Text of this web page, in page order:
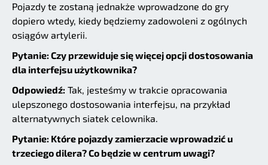
Pojazdy te zostaną jednakże wprowadzone do gry
dopiero wtedy, kiedy będziemy zadowoleni z ogólnych
osiągów artylerii.
Pytanie: Czy przewiduje się więcej opcji dostosowania
dla interfejsu użytkownika?
Odpowiedź: Tak, jesteśmy w trakcie opracowania
ulepszonego dostosowania interfejsu, na przykład
alternatywnych siatek celownika.
Pytanie: Które pojazdy zamierzacie wprowadzić u
trzeciego dilera? Co będzie w centrum uwagi?